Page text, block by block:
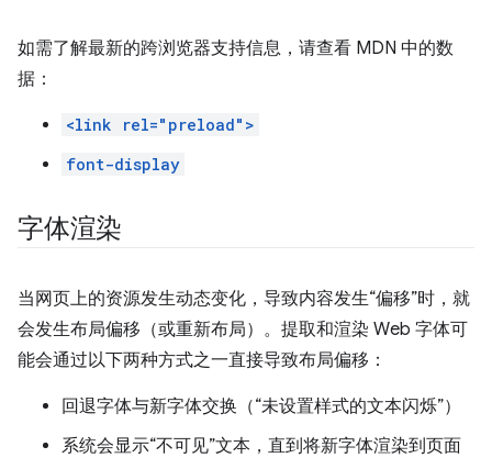
如需了解最新的跨浏览器支持信息，请查看 MDN 中的数
据：
<link rel="preload">
font-display
字体渲染
当网页上的资源发生动态变化，导致内容发生“偏移”时，就
会发生布局偏移（或重新布局）。提取和渲染 Web 字体可
能会通过以下两种方式之一直接导致布局偏移：
回退字体与新字体交换（“未设置样式的文本闪烁”）
系统会显示“不可见”文本，直到将新字体渲染到页面